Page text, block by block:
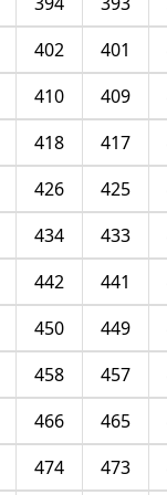
401
402
409
410
417
418
425
426
433
434
441
442
449
450
457
458
465
466
473
474